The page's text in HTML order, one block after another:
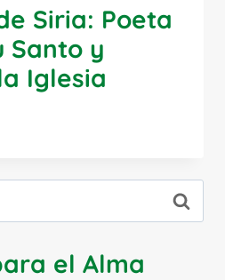
Siria: Poeta
Santo y
Iglesia
el Alma